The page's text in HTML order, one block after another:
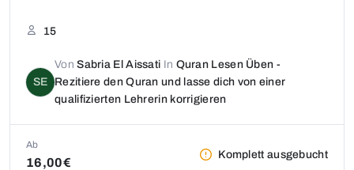
15
SE
VonSabria El Aissati In Quran Lesen Üben -
Rezitiere den Quran und lasse dich von einer
qualifizierten Lehrerin korrigieren
Ab
16,00€
Komplett ausgebucht